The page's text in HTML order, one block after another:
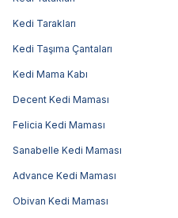
Kedi Tarakları
Kedi Taşıma Çantaları
Kedi Mama Kabı
Decent Kedi Maması
Felicia Kedi Maması
Sanabelle Kedi Maması
Advance Kedi Maması
Obivan Kedi Maması